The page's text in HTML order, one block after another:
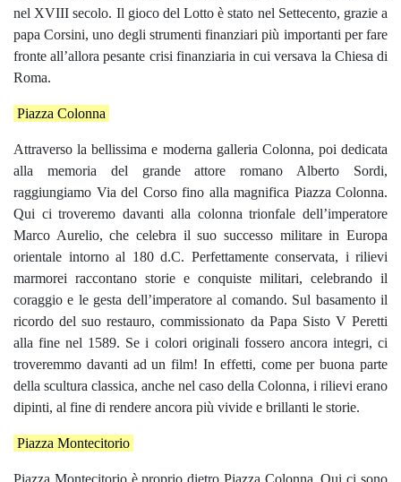
nel XVIII secolo. Il gioco del Lotto è stato nel Settecento, grazie a
papa Corsini, uno degli strumenti finanziari più importanti per fare
fronte all’allora pesante crisi finanziaria in cui versava la Chiesa di
Roma.
Piazza Colonna
Attraverso la bellissima e moderna galleria Colonna, poi dedicata
alla memoria del grande attore romano Alberto Sordi,
raggiungiamo Via del Corso fino alla magnifica Piazza Colonna.
Qui ci troveremo davanti alla colonna trionfale dell’imperatore
Marco Aurelio, che celebra il suo successo militare in Europa
orientale intorno al 180 d.C. Perfettamente conservata, i rilievi
marmorei raccontano storie e conquiste militari, celebrando il
coraggio e le gesta dell’imperatore al comando. Sul basamento il
ricordo del suo restauro, commissionato da Papa Sisto V Peretti
alla fine nel 1589. Se i colori originali fossero ancora integri, ci
troveremmo davanti ad un film! In effetti, come per buona parte
della scultura classica, anche nel caso della Colonna, i rilievi erano
dipinti, al fine di rendere ancora più vivide e brillanti le storie.
Piazza Montecitorio
Piazza Montecitorio è proprio dietro Piazza Colonna. Qui ci sono